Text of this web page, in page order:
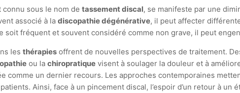
connu sous le nom detassement discal, se manifeste par une
associé à ladiscopathie dégénérative, il peut affecter
soit fréquent et souvent considéré comme non grave, il peut
lesthérapies offrent de nouvelles perspectives de traitement.
ou lachiropratique visent à soulager la douleur et à
comme un dernier recours. Les approches contemporaines
Ainsi, face à un pincement discal, l’espoir d’un retour à